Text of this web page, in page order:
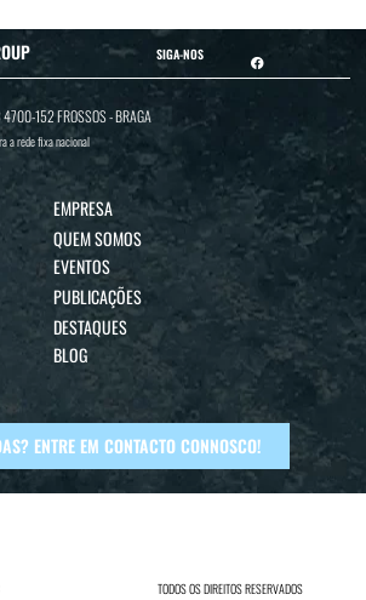
SIGA-NOS
152 FROSSOS - BRAGA
a rede fixa nacional
EMPRESA
QUEM SOMOS
EVENTOS
PUBLICAÇÕES
DESTAQUES
BLOG
ENTRE EM CONTACTO CONNOSCO!
TODOS OS DIREITOS RESERVADOS